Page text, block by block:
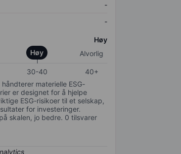
-
-
Høy
Høy Alvorlig
30-40
40+
materielle ESG-
er designet for å hjelpe
ESG-risikoer til et selskap,
for investeringer.
skalen, jo bedre. 0 tilsvarer